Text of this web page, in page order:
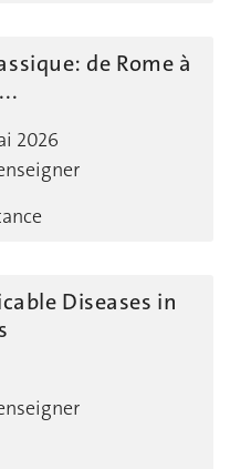
de Rome à
2026
Diseases in